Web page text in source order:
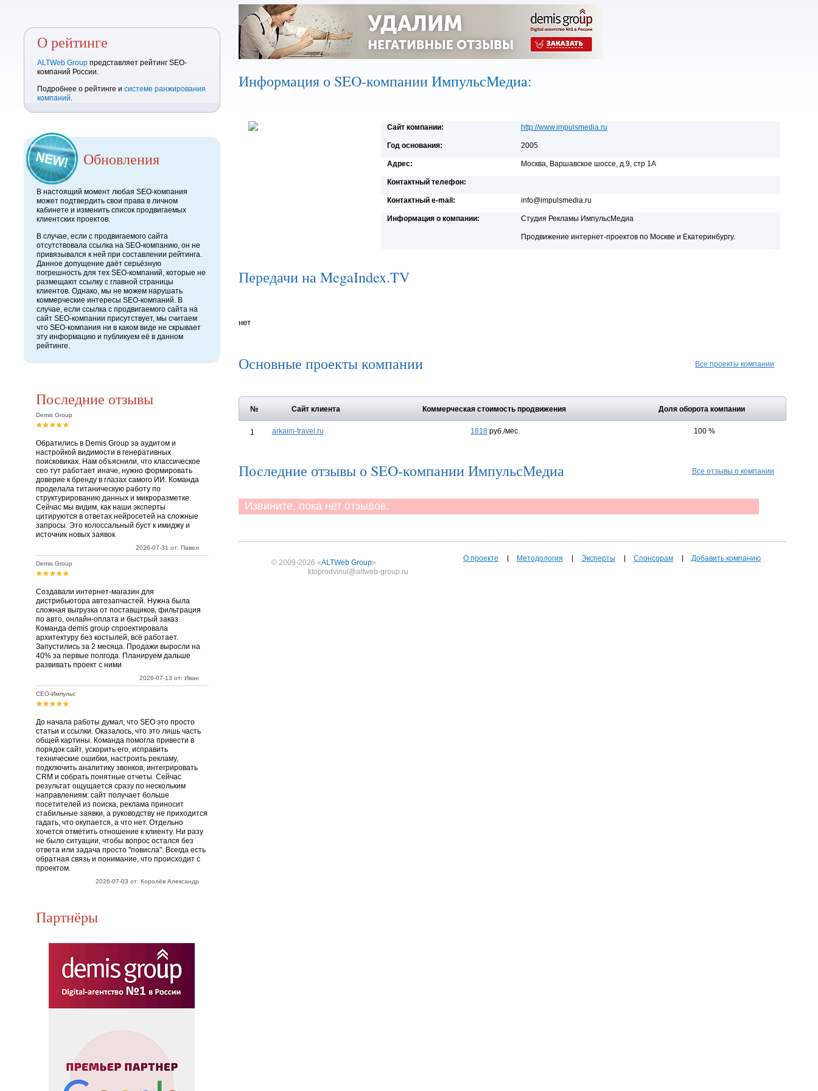
О рейтинге
ALTWeb Group представляет рейтинг SEO-
компаний России.
Подробнее о рейтинге и системе ранжирования
компаний.
Обновления
В настоящий момент любая SEO-компания
может подтвердить свои права в личном
кабинете и изменить список продвигаемых
клиентских проектов.
В случае, если с продвигаемого сайта
отсутствовала ссылка на SEO-компанию, он не
привязывался к ней при составлении рейтинга.
Данное допущение даёт серьёзную
погрешность для тех SEO-компаний, которые не
размещают ссылку с главной страницы
клиентов. Однако, мы не можем нарушать
коммерческие интересы SEO-компаний. В
случае, если ссылка с продвигаемого сайта на
сайт SEO-компании присутствует, мы считаем
что SEO-компания ни в каком виде не скрывает
эту информацию и публикуем её в данном
рейтинге.
Последние отзывы
Demis Group
Обратились в Demis Group за аудитом и
настройкой видимости в генеративных
поисковиках. Нам объяснили, что классическое
сео тут работает иначе, нужно формировать
доверие к бренду в глазах самого ИИ. Команда
проделала титаническую работу по
структурированию данных и микроразметке.
Сейчас мы видим, как наши эксперты
цитируются в ответах нейросетей на сложные
запросы. Это колоссальный буст к имиджу и
источник новых заявок
2026-07-31 от: Павел
Demis Group
Создавали интернет-магазин для
дистрибьютора автозапчастей. Нужна была
сложная выгрузка от поставщиков, фильтрация
по авто, онлайн-оплата и быстрый заказ.
Команда demis group спроектировала
архитектуру без костылей, всё работает.
Запустились за 2 месяца. Продажи выросли на
40% за первые полгода. Планируем дальше
развивать проект с ними
2026-07-13 от: Иван
СЕО-Импульс
До начала работы думал, что SEO это просто
статьи и ссылки. Оказалось, что это лишь часть
общей картины. Команда помогла привести в
порядок сайт, ускорить его, исправить
технические ошибки, настроить рекламу,
подключить аналитику звонков, интегрировать
CRM и собрать понятные отчеты. Сейчас
результат ощущается сразу по нескольким
направлениям: сайт получает больше
посетителей из поиска, реклама приносит
стабильные заявки, а руководству не приходится
гадать, что окупается, а что нет. Отдельно
хочется отметить отношение к клиенту. Ни разу
не было ситуации, чтобы вопрос остался без
ответа или задача просто "повисла". Всегда есть
обратная связь и понимание, что происходит с
проектом.
2026-07-03 от: Королёв Александр
Партнёры
Информация о SEO-компанииИмпульсМедиа:
Сайт компании: http://www.impulsmedia.ru
Год основания: 2005
Адрес: Москва, Варшавское шоссе, д.9, стр 1А
Контактный телефон:
Контактный e-mail: info@impulsmedia.ru
Информация о компании: Студия Рекламы ИмпульсМедиа
Продвижение интернет-проектов по Москве и Екатеринбургу.
Передачи на MegaIndex.TV
нет
Основные проекты компании Все проекты компании
№ Сайт клиента Коммерческая стоимость продвижения Доля оборота компании
1 arkaim-travel.ru 1818 руб./мес. 100 %
Последние отзывы о SEO-компании ИмпульсМедиа Все отзывы о компании
Извините, пока нет отзывов.
© 2009-2026 «ALTWeb Group»
ktoprodvinul@altweb-group.ru
О проекте Методология Эксперты Спонсорам Добавить компанию